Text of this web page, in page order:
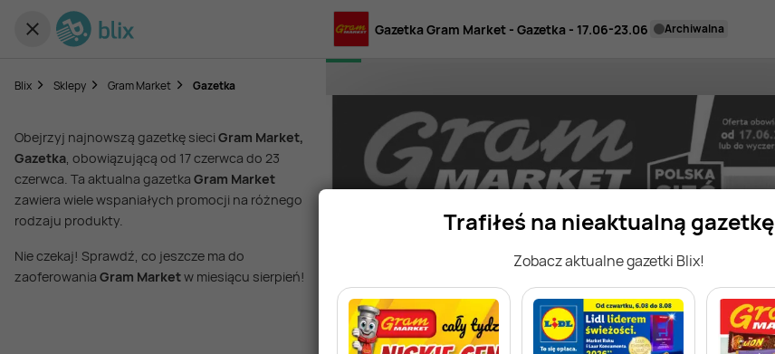
Trafiłeś na nieaktualną gazetkę
Zobacz aktualne gazetki Blix!
Gazetka Gram Market - Gazetka - 17.06-23.06 archiwalna
Blix Sklepy Gram Market Gazetka
Obejrzyj najnowszą gazetkę sieci Gram Market,
Gazetka, obowiązującą od 17 czerwca do 23
czerwca. Ta aktualna gazetka Gram Market
zawiera wiele wspaniałych promocji na różnego
rodzaju produkty.
Nie czekaj! Sprawdź, co jeszcze ma do
zaoferowania Gram Marketw miesiącu sierpień!